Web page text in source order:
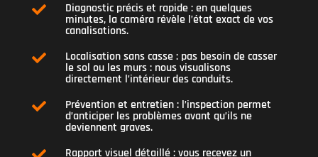
 Diagnostic précis et rapide : en quelques
minutes, la caméra révèle l’état exact de vos
canalisations.

Localisation sans casse : pas besoin de casser
le sol ou les murs : nous visualisons
directement l’intérieur des conduits.

Prévention et entretien : l’inspection permet
d’anticiper les problèmes avant qu’ils ne
deviennent graves.
Rapport visuel détaillé : vous recevez un